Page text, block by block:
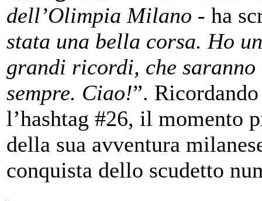
dell’Olimpia Milano - ha
stata una bella corsa. Ho
grandi ricordi, che saranno
sempre. Ciao!”.
l’hashtag #26, il momento
della sua avventura
conquista dello scudetto